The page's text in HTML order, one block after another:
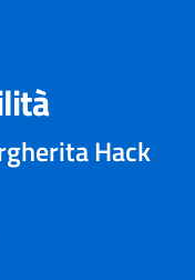
Hack